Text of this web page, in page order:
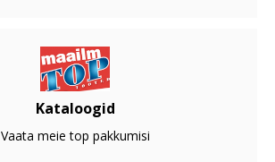
Kataloogid
Vaata meie top pakkumisi